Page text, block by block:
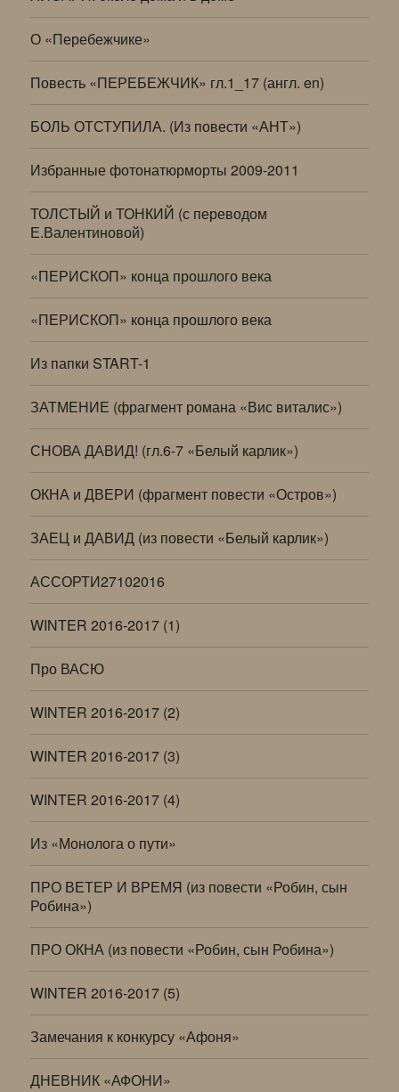
О «Перебежчике»
Повесть «ПЕРЕБЕЖЧИК» гл.1_17 (англ. en)
БОЛЬ ОТСТУПИЛА. (Из повести «АНТ»)
Избранные фотонатюрморты 2009-2011
ТОЛСТЫЙ и ТОНКИЙ (с переводом
Е.Валентиновой)
«ПЕРИСКОП» конца прошлого века
«ПЕРИСКОП» конца прошлого века
Из папки START-1
ЗАТМЕНИЕ (фрагмент романа «Вис виталис»)
СНОВА ДАВИД! (гл.6-7 «Белый карлик»)
ОКНА и ДВЕРИ (фрагмент повести «Остров»)
ЗАЕЦ и ДАВИД (из повести «Белый карлик»)
АССОРТИ27102016
WINTER 2016-2017 (1)
Про ВАСЮ
WINTER 2016-2017 (2)
WINTER 2016-2017 (3)
WINTER 2016-2017 (4)
Из «Монолога о пути»
ПРО ВЕТЕР И ВРЕМЯ (из повести «Робин, сын
Робина»)
ПРО ОКНА (из повести «Робин, сын Робина»)
WINTER 2016-2017 (5)
Замечания к конкурсу «Афоня»
ДНЕВНИК «АФОНИ»